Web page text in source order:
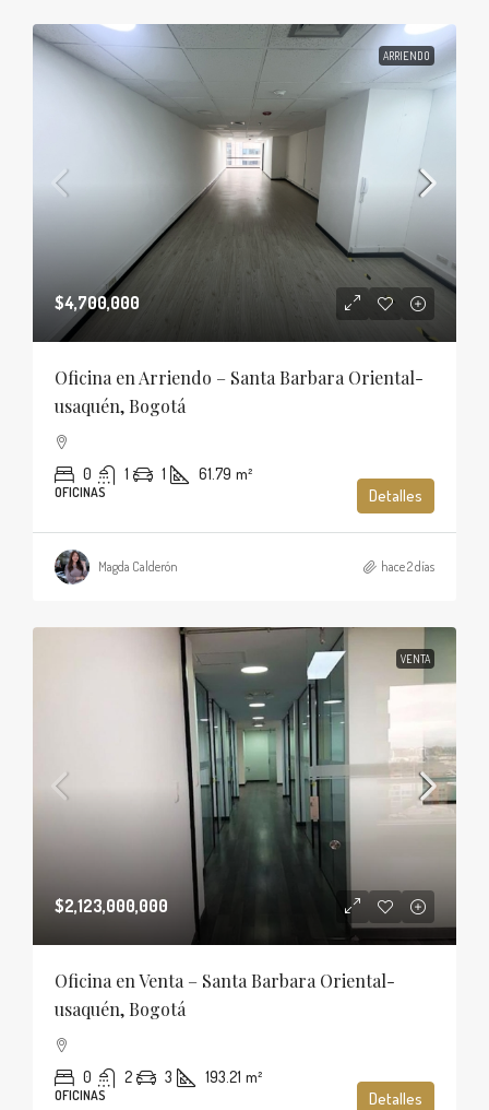
ARRIENDO
$4,700,000
Oficina en Arriendo – Santa Barbara Oriental-
usaquén, Bogotá
0 1 1 61.79 m²
OFICINAS Detalles
Magda Calderón hace 2 días
VENTA
$2,123,000,000
Oficina en Venta – Santa Barbara Oriental-
usaquén, Bogotá
0 2 3 193.21 m²
OFICINAS Detalles